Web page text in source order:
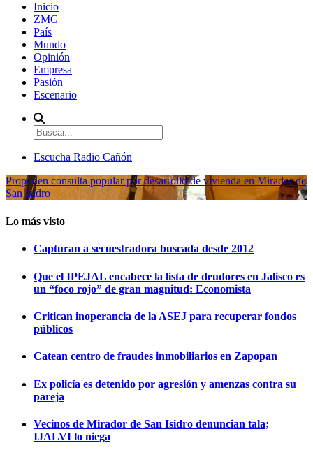
Inicio
ZMG
País
Mundo
Opinión
Empresa
Pasión
Escenario
Escucha Radio Cañón
Proponen consulta popular por desarrollo de vivienda en Mirador de
San Isidro
Lo más visto
Capturan a secuestradora buscada desde 2012
Que el IPEJAL encabece la lista de deudores en Jalisco es
un “foco rojo” de gran magnitud: Economista
Critican inoperancia de la ASEJ para recuperar fondos
públicos
Catean centro de fraudes inmobiliarios en Zapopan
Ex policía es detenido por agresión y amenzas contra su
pareja
Vecinos de Mirador de San Isidro denuncian tala;
IJALVI lo niega